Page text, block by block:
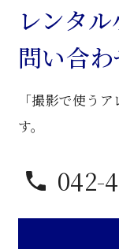
レンタ
問い合わ
「撮影で使う
す。
042-